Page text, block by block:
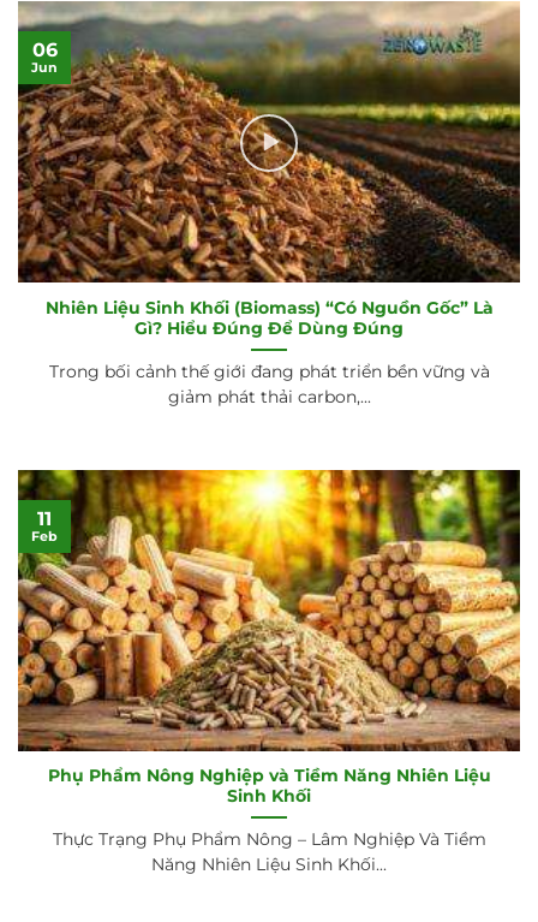
Nhiên Liệu Sinh Khối (Biomass) “Có Nguồn Gốc” Là
Gì? Hiểu Đúng Để Dùng Đúng
Trong bối cảnh thế giới đang phát triển bền vững và
giảm phát thải carbon,...
06
Jun
Phụ Phẩm Nông Nghiệp và Tiềm Năng Nhiên Liệu
Sinh Khối
Thực Trạng Phụ Phẩm Nông – Lâm Nghiệp Và Tiềm
Năng Nhiên Liệu Sinh Khối...
11
Feb